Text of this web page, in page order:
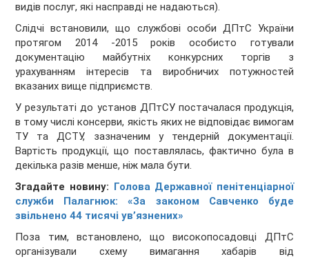
видів послуг, які насправді не надаються).
Слідчі встановили, що службові особи ДПтС України
протягом 2014 -2015 років особисто готували
документацію майбутніх конкурсних торгів з
урахуванням інтересів та виробничих потужностей
вказаних вище підприємств.
У результаті до установ ДПтСУ постачалася продукція,
в тому числі консерви, якість яких не відповідає вимогам
ТУ та ДСТУ, зазначеним у тендерній документації.
Вартість продукції, що поставлялась, фактично була в
декілька разів менше, ніж мала бути.
Згадайте новину: Голова Державної пенітенціарної
служби Палагнюк: «За законом Савченко буде
звільнено 44 тисячі ув’язнених»
Поза тим, встановлено, що високопосадовці ДПтС
організували схему вимагання хабарів від